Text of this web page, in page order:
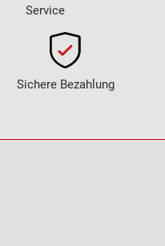
Service
Sichere Bezahlung